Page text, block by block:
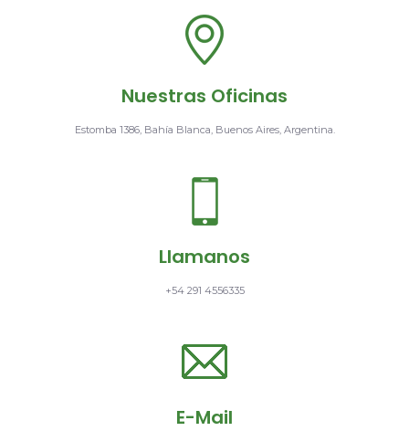
Nuestras Oficinas
Estomba 1386, Bahía Blanca, Buenos Aires, Argentina.
Llamanos
+54 291 4556335
E-Mail